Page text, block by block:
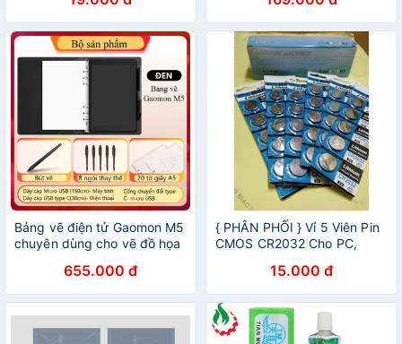
Học Online Bảo Hành 12
tháng
Bảng vẽ điện tử Gaomon M5
chuyên dùng cho vẽ đồ họa
655.000 đ
{ PHÂN PHỐI } Vỉ 5 Viên Pin
CMOS CR2032 Cho PC,
15.000 đ